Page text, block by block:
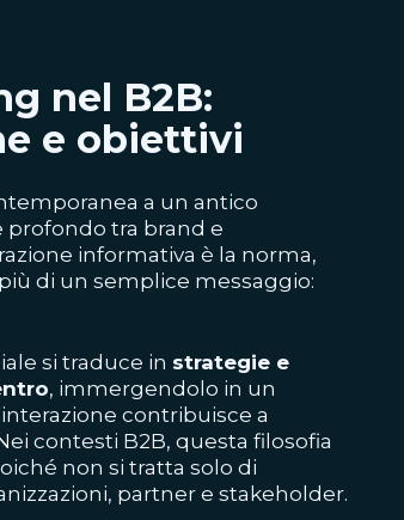
nel B2B:
e obiettivi
a un antico
tra brand e
informativa è la norma,
di un semplice messaggio:
si traduce in strategie e
, immergendolo in un
contribuisce a
contesti B2B, questa filosofia
non si tratta solo di
partner e stakeholder.